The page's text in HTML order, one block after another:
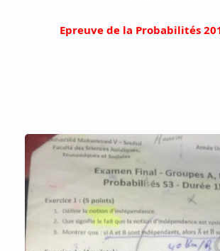
Epreuve de la Probabilités